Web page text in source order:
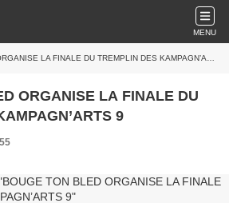
MENU
LA FINALE DU TREMPLIN DES KAMPAGN’ARTS 9
ORGANISE LA FINALE DU
9